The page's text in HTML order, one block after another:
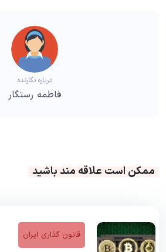
درباره نگارنده
فاطمه رستگار
ممکن است علاقه مند باشید
قانون گذاری ایران